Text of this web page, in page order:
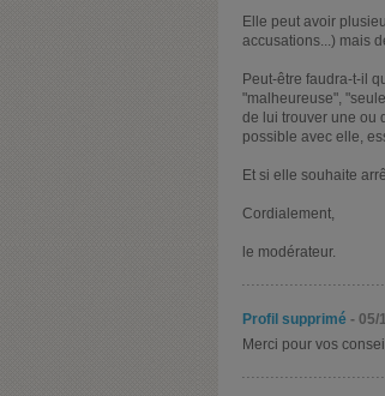
Elle peut avoir
accusations...) mais
Peut-être faudra-t-il
"malheureuse",
de lui trouver une ou
possible avec elle,
Et si elle souhaite
Cordialement,
le modérateur.
Profil supprimé - 05/
Merci pour vos